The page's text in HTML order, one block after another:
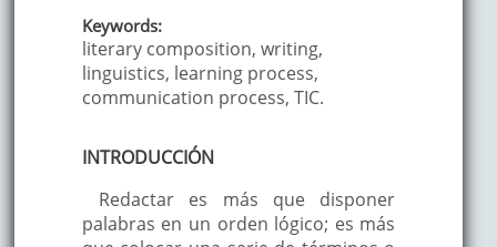
Keywords:
literary composition, writing,
linguistics, learning process,
communication process, TIC.
INTRODUCCIÓN
Redactar es más que disponer
palabras en un orden lógico; es más